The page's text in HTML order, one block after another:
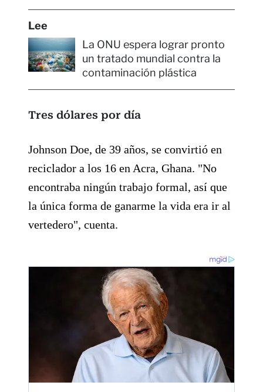
Lee
La ONU espera lograr pronto
un tratado mundial contra la
contaminación plástica
Tres dólares por día
Johnson Doe, de 39 años, se convirtió en
reciclador a los 16 en Acra, Ghana. "No
encontraba ningún trabajo formal, así que
la única forma de ganarme la vida era ir al
vertedero", cuenta.